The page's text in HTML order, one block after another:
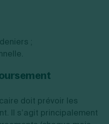
;
doit prévoir les
Il s’agit principalement